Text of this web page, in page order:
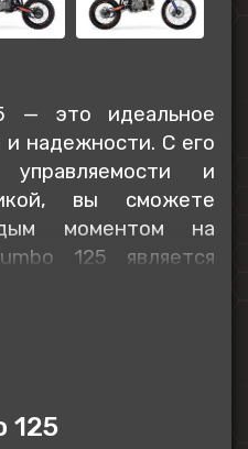
— это идеальное
надежности. С его
и
вы сможете
моментом на
125 является
125